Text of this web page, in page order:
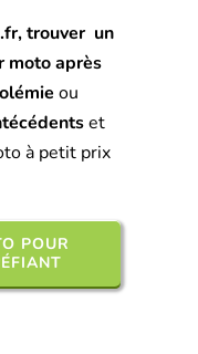
trouver un
moto après
ou
et
à petit prix
POUR